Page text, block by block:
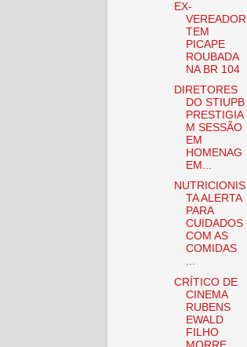
EX-
VEREADOR
TEM
PICAPE
ROUBADA
NA BR 104
DIRETORES
DO STIUPB
PRESTIGIA
M SESSÃO
EM
HOMENAG
EM...
NUTRICIONIS
TA ALERTA
PARA
CUIDADOS
COM AS
COMIDAS
...
CRÍTICO DE
CINEMA
RUBENS
EWALD
FILHO
MORRE